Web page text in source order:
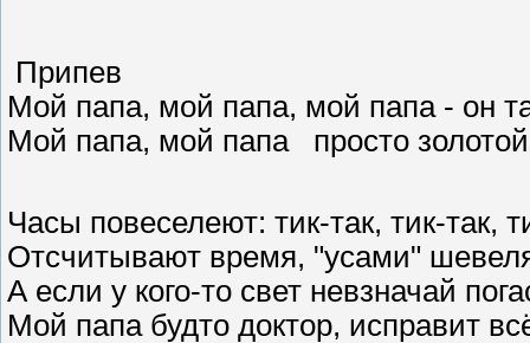
Припев
Мой папа, мой папа, мой папа - он
Мой папа, мой папа просто
Часы повеселеют: тик-так, тик-так,
Отсчитывают время, "усами"
А если у кого-то свет невзначай
Мой папа будто доктор, исправит